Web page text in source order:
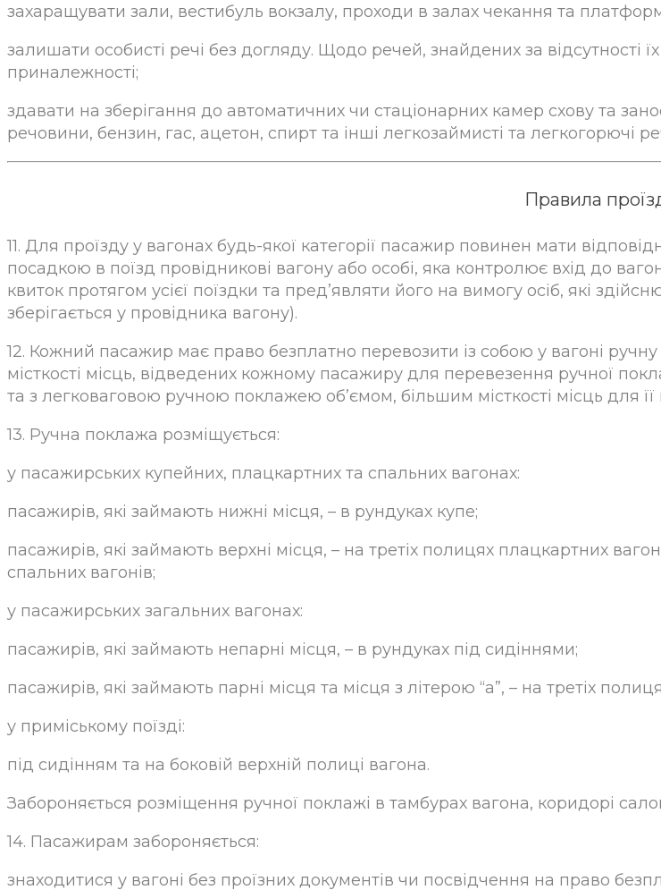
захаращувати зали, вестибуль вокзалу, проходи в залах чекання та
залишати особисті речі без догляду. Щодо речей, знайдених за відсутності
приналежності;
здавати на зберігання до автоматичних чи стаціонарних камер схову та
речовини, бензин, гас, ацетон, спирт та інші легкозаймисті та легкогорючі
Правила
11. Для проїзду у вагонах будь-якої категорії пасажир повинен мати
посадкою в поїзд провідникові вагону або особі, яка контролює вхід до
квиток протягом усієї поїздки та пред’являти його на вимогу осіб, які
зберігається у провідника вагону).
12. Кожний пасажир має право безплатно перевозити із собою у вагоні
місткості місць, відведених кожному пасажиру для перевезення ручної
та з легковаговою ручною поклажею об’ємом, більшим місткості місць для
13. Ручна поклажа розміщується:
у пасажирських купейних, плацкартних та спальних вагонах:
пасажирів, які займають нижні місця, – в рундуках купе;
пасажирів, які займають верхні місця, – на третіх полицях плацкартних
спальних вагонів;
у пасажирських загальних вагонах:
пасажирів, які займають непарні місця, – в рундуках під сидіннями;
пасажирів, які займають парні місця та місця з літерою “а”, – на третіх
у приміському поїзді:
під сидінням та на боковій верхній полиці вагона.
Забороняється розміщення ручної поклажі в тамбурах вагона, коридорі
14. Пасажирам забороняється:
знаходитися у вагоні без проїзних документів чи посвідчення на право